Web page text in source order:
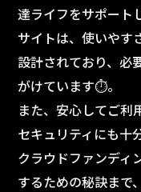
達ライフをサポート
サイトは、使いやす
設計されており、必
がけています⏱️。
また、安心してご利
セキュリティにも十
クラウドファンディ
するための秘訣まで